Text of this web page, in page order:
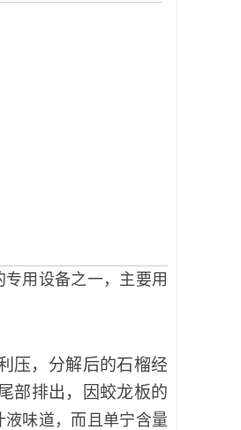
用设备之一，主要用
压， 分解后的石榴经
部排出，
因蛟龙板的
味道，而且单宁含量